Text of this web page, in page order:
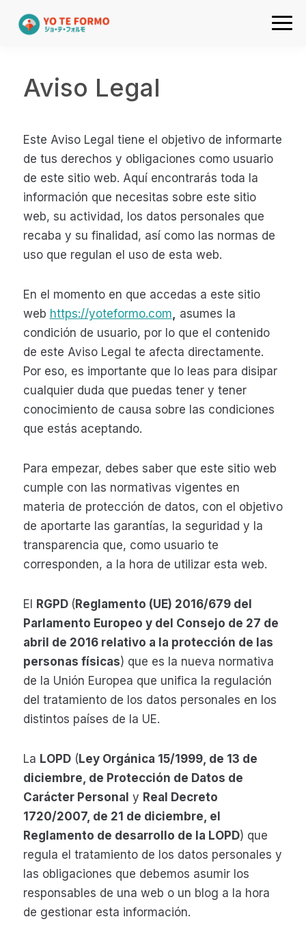
lateral
página
Academia
japones
online
te
formo
Aviso Legal
Este Aviso Legal tiene el objetivo de informarte
de tus derechos y obligaciones como usuario
de este sitio web. Aquí encontrarás toda la
información que necesitas sobre este sitio
web, su actividad, los datos personales que
recaba y su finalidad, así como las normas de
uso que regulan el uso de esta web.
En el momento en que accedas a este sitio
web https://yoteformo.com, asumes la
condición de usuario, por lo que el contenido
de este Aviso Legal te afecta directamente.
Por eso, es importante que lo leas para disipar
cualquier duda que puedas tener y tener
conocimiento de causa sobre las condiciones
que estás aceptando.
Para empezar, debes saber que este sitio web
cumple con las normativas vigentes en
materia de protección de datos, con el objetivo
de aportarte las garantías, la seguridad y la
transparencia que, como usuario te
corresponden, a la hora de utilizar esta web.
El RGPD ( Reglamento (UE) 2016/679 del
Parlamento Europeo y del Consejo de 27 de
abril de 2016 relativo a la protección de las
personas físicas) que es la nueva normativa
de la Unión Europea que unifica la regulación
del tratamiento de los datos personales en los
distintos países de la UE.
La LOPD( Ley Orgánica 15/1999, de 13 de
diciembre, de Protección de Datos de
Carácter Personal y Real Decreto
1720/2007, de 21 de diciembre, el
Reglamento de desarrollo de la LOPD) que
regula el tratamiento de los datos personales y
las obligaciones que debemos asumir los
responsables de una web o un blog a la hora
de gestionar esta información.